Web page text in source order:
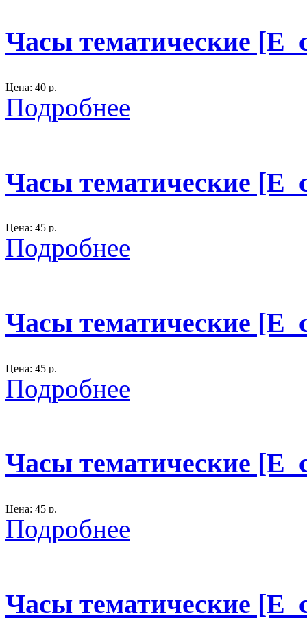
часы плоские.
300
Часы тематические
Цена: 40 р.
Размер: D - 25 см.
Часы плоские
Подробнее
Часы тематические
Цена: 45 р.
Размер: D - 45 см.
Подробнее
Часы тематические
Цена: 45 р.
Размер: D - 45 см.
300
Подробнее
Часы тематические
Цена: 45 р.
Размер: см.
300
Подробнее
Часы тематические